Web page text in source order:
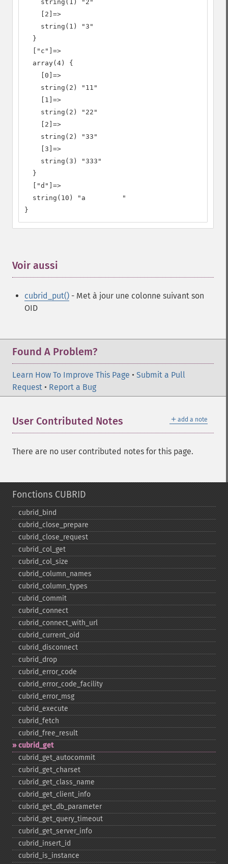
    string(1) "2"
    [2]=>
    string(1) "3"
  }
  ["c"]=>
  array(4) {
    [0]=>
    string(2) "11"
    [1]=>
    string(2) "22"
    [2]=>
    string(2) "33"
    [3]=>
    string(3) "333"
  }
  ["d"]=>
  string(10) "a         "
}
Voir aussi
cubrid_put() - Met à jour une colonne suivant son
OID
Found A Problem?
Learn How To Improve This Page • Submit a Pull
Request • Report a Bug
＋ add a note
User Contributed Notes
There are no user contributed notes for this page.
Fonctions CUBRID
cubrid_​bind
cubrid_​close_​prepare
cubrid_​close_​request
cubrid_​col_​get
cubrid_​col_​size
cubrid_​column_​names
cubrid_​column_​types
cubrid_​commit
cubrid_​connect
cubrid_​connect_​with_​url
cubrid_​current_​oid
cubrid_​disconnect
cubrid_​drop
cubrid_​error_​code
cubrid_​error_​code_​facility
cubrid_​error_​msg
cubrid_​execute
cubrid_​fetch
cubrid_​free_​result
cubrid_​get
cubrid_​get_​autocommit
cubrid_​get_​charset
cubrid_​get_​class_​name
cubrid_​get_​client_​info
cubrid_​get_​db_​parameter
cubrid_​get_​query_​timeout
cubrid_​get_​server_​info
cubrid_​insert_​id
cubrid_​is_​instance